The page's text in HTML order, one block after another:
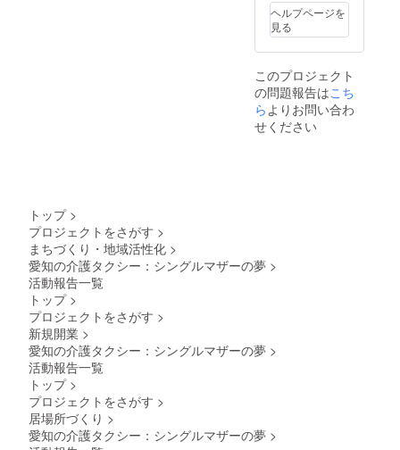
ヘルプページを
見る
このプロジェクト
の問題報告はこち
らよりお問い合わ
せください
トップ >
プロジェクトをさがす >
まちづくり・地域活性化 >
愛知の介護タクシー：シングルマザーの夢 >
活動報告一覧
トップ >
プロジェクトをさがす >
新規開業 >
愛知の介護タクシー：シングルマザーの夢 >
活動報告一覧
トップ >
プロジェクトをさがす >
居場所づくり >
愛知の介護タクシー：シングルマザーの夢 >